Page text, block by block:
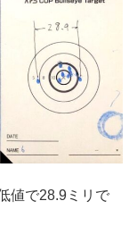
値で28.9ミリで